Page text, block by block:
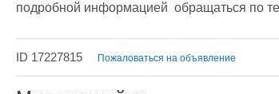
подробной информацией  обращаться по
ID 17227815 Пожаловаться на объявление